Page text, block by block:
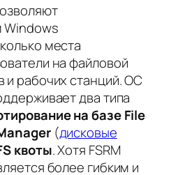
Windows
места
на файловой
и рабочих станций. ОС
два типа
на базе File
(дисковые
квоты. Хотя FSRM
более гибким и